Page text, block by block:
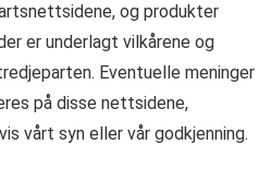
og produkter
er underlagt vilkårene og
Eventuelle meninger
på disse nettsidene,
vårt syn eller vår godkjenning.